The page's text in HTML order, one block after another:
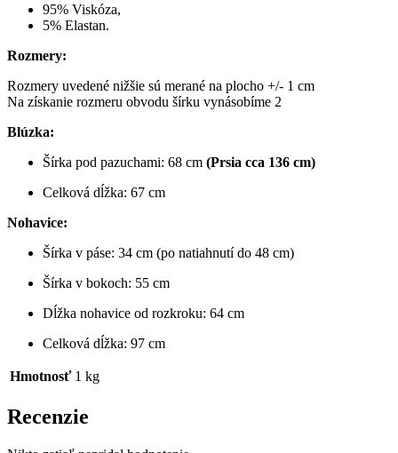
95% Viskóza,
5% Elastan.
Rozmery:
Rozmery uvedené nižšie sú merané na plocho +/- 1 cm
Na získanie rozmeru obvodu šírku vynásobíme 2
Blúzka:
Šírka pod pazuchami: 68 cm (Prsia cca 136 cm)
Celková dĺžka: 67 cm
Nohavice:
Šírka v páse: 34 cm (po natiahnutí do 48 cm)
Šírka v bokoch: 55 cm
Dĺžka nohavice od rozkroku: 64 cm
Celková dĺžka: 97 cm
Hmotnosť 1 kg
Recenzie